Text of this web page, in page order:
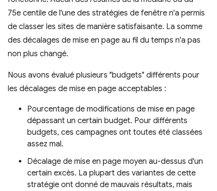
75e centile de l'une des stratégies de fenêtre n'a permis
de classer les sites de manière satisfaisante. La somme
des décalages de mise en page au fil du temps n'a pas
non plus changé.
Nous avons évalué plusieurs "budgets" différents pour
les décalages de mise en page acceptables :
Pourcentage de modifications de mise en page
dépassant un certain budget. Pour différents
budgets, ces campagnes ont toutes été classées
assez mal.
Décalage de mise en page moyen au-dessus d'un
certain excès. La plupart des variantes de cette
stratégie ont donné de mauvais résultats, mais